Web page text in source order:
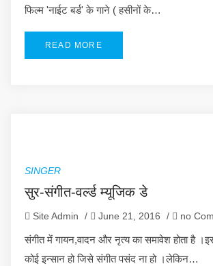
फिल्म 'नाईट बर्ड' के गाने ( हसीनों के…
READ MORE
SINGER
सुर-संगीत-वर्ल्ड म्यूजिक डे
Site Admin / June 21, 2016 / no
संगीत में गायन,वादन और नृत्य का समावेश होता है
कोई इन्सान हो जिसे संगीत पसंद ना हो ।लेकिन…